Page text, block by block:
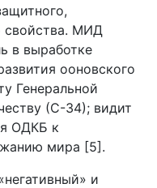
свойства. МИД
в выработке
ооновского
Генеральной
(С-34); видит
ОДКБ к
мира [5].
и